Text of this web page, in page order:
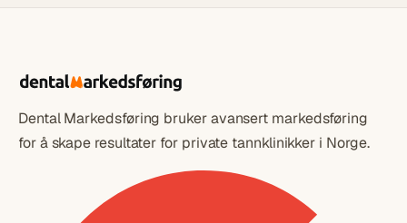
Dental Markedsføring bruker avansert markedsføring
for å skape resultater for private tannklinikker i Norge.